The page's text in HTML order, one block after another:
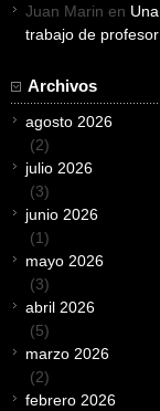
Juan Marin en
trabajo de
Archivos
agosto 2026
(2)
julio 2026
(3)
junio 2026
(1)
mayo 2026
(3)
abril 2026
(5)
marzo 2026
(2)
febrero 2026